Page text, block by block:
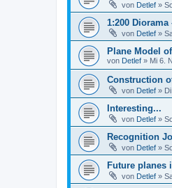
von Detlef »
1:200
von Detlef »
Plane Model
von Detlef » Mi 6.
Construction
von Detlef »
Interesting...
von Detlef »
Recognition
von Detlef »
Future planes
von Detlef »